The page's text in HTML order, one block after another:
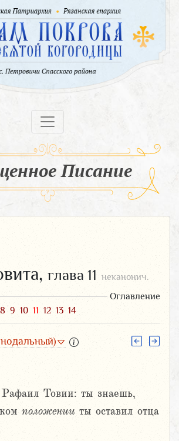
Писание
глава 11 неканонич.
Оглавление
8 9 10 11 12 13 14
Товии: ты знаешь,
положении ты оставил отца